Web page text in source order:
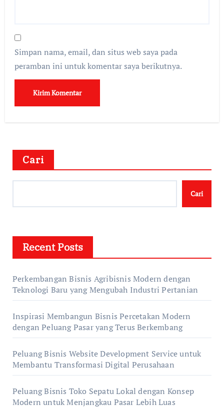
Simpan nama, email, dan situs web saya pada
peramban ini untuk komentar saya berikutnya.
Cari
Cari
Recent Posts
Perkembangan Bisnis Agribisnis Modern dengan
Teknologi Baru yang Mengubah Industri Pertanian
Inspirasi Membangun Bisnis Percetakan Modern
dengan Peluang Pasar yang Terus Berkembang
Peluang Bisnis Website Development Service untuk
Membantu Transformasi Digital Perusahaan
Peluang Bisnis Toko Sepatu Lokal dengan Konsep
Modern untuk Menjangkau Pasar Lebih Luas